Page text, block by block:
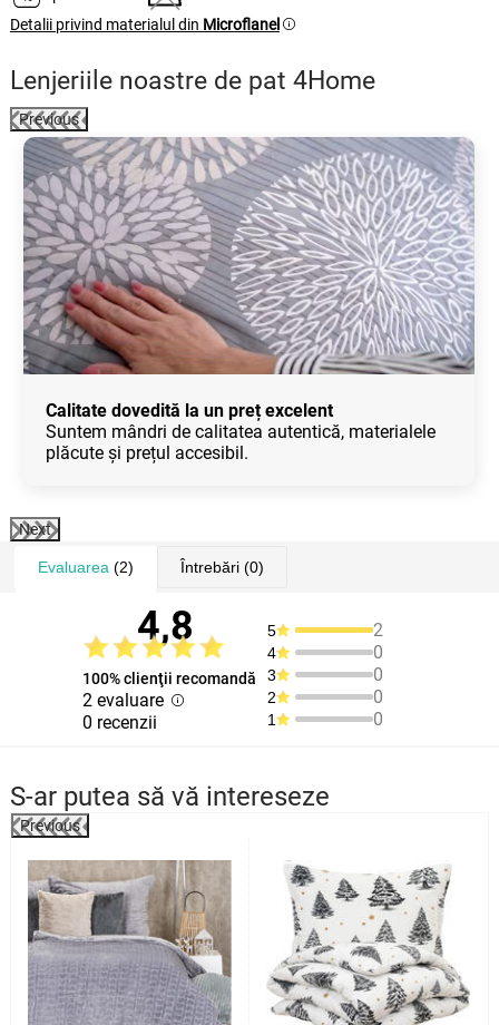
Detalii privind materialul din Microflanel
Lenjeriile noastre de pat 4Home
Previous
Calitate dovedită la un preț excelent
Suntem mândri de calitatea autentică, materialele
plăcute și prețul accesibil.
Next
Evaluarea (2) Întrebări(0)
4,8
100% clienţii recomandă
2 evaluare
0 recenzii
5 2
4 0
3 0
2 0
1 0
S-ar putea să vă intereseze
Previous